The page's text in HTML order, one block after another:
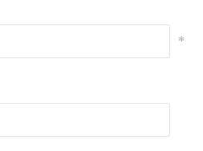
*